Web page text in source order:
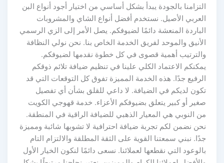
التزامنا بالجودة يبدأ بشكل أساسي من اختيار أجود أنواع البن
العربي الأصيل. نستخدم أفضل أنواع الشاي والمشروبات
الباردة المنعشة دائمًا لضيوفكم. يصل الأمر إلى الزي الرسمي
الأنيق والموحد لفريق الخدمة الخاص بنا. نحن نولي النظافة
والترتيب أهمية قصوى في كل خطوة نقدمها لضيوفكم.
يمكنكم الاعتماد الكلي علينا في تنظيم ضيافة تلائم ذوقكم
الرفيع جدًا. هذه الخدمة المميزة تفوق كل التوقعات التي قد
تكون لديكم في الضيافة. لا داعي للقلق بشأن أي تفصيل
صغير أو كبير يتعلق بضيوفكم الأعزاء. خدمة قهوجي الكويت
من النوبي هي المعيار الذهبي للضيافة الراقية في المنطقة.
نحن نضمن لكم تجربة ضيافة احترافية لا تشوبها شائبة ومميزة
جدًا. نبني سمعتنا القوية على الثقة المطلقة والالتزام التام
بالوعود التي نقطعها لعملائنا. نسعى دائمًا لنكون الخيار الأول